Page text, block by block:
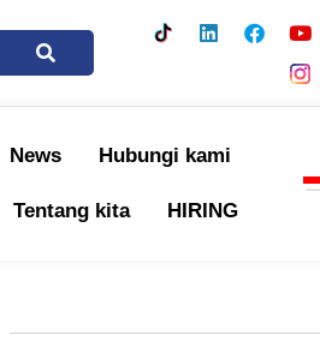
News Hubungi kami
Tentang kita HIRING